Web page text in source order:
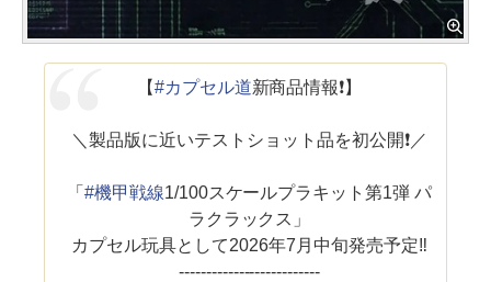
【#カプセル道新商品情報❗️】
＼製品版に近いテストショット品を初公開❗️／
「 #機甲戦線1/100スケールプラキット第1弾 パ
ラクラックス」
カプセル玩具として2026年7月中旬発売予定‼️
--------------------------